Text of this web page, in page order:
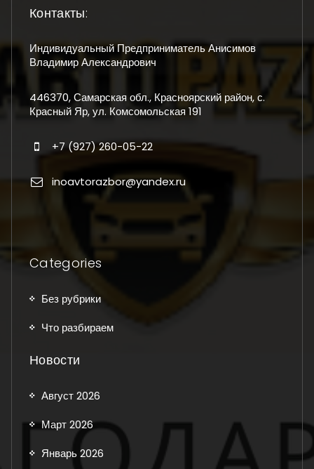
Контакты:
Индивидуальный Предприниматель Анисимов
Владимир Александрович
446370, Самарская обл., Красноярский район, с.
Красный Яр, ул. Комсомольская 191
+7 (927) 260-05-22
inoavtorazbor@yandex.ru
Categories
Без рубрики
Что разбираем
Новости
Август 2026
Март 2026
Январь 2026